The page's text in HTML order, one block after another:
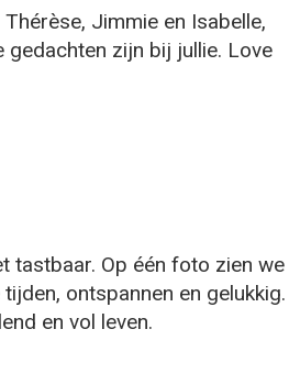
Jimmie en Isabelle,
gedachten zijn bij jullie. Love
tastbaar. Op één foto zien we
ontspannen en gelukkig.
en vol leven.